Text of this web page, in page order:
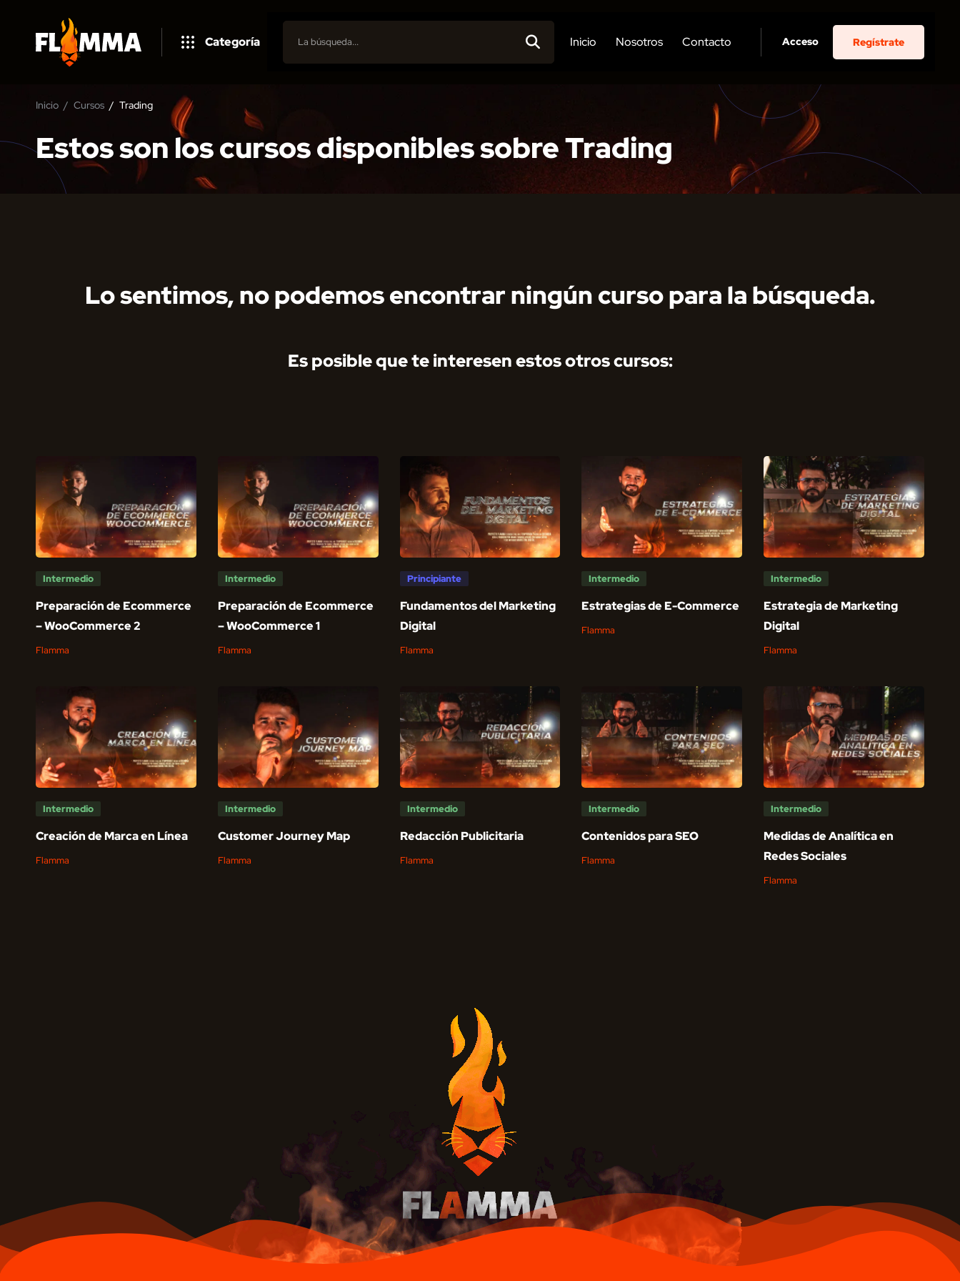
Categoría Inicio Nosotros Contacto Acceso Regístrate
Inicio Cursos Trading
Estos son los cursos disponibles sobre Trading
Lo sentimos, no podemos encontrar ningún curso para la búsqueda.
Es posible que te interesen estos otros cursos:
Intermedio
Preparación de Ecommerce
– WooCommerce 2
Flamma
Intermedio
Preparación de Ecommerce
– WooCommerce 1
Flamma
Principiante
Fundamentos del Marketing
Digital
Flamma
Intermedio
Estrategias de E-Commerce
Flamma
Intermedio
Estrategia de Marketing
Digital
Flamma
Intermedio
Creación de Marca en Línea
Flamma
Intermedio
Customer Journey Map
Flamma
Intermedio
Redacción Publicitaria
Flamma
Intermedio
Contenidos para SEO
Flamma
Intermedio
Medidas de Analítica en
Redes Sociales
Flamma